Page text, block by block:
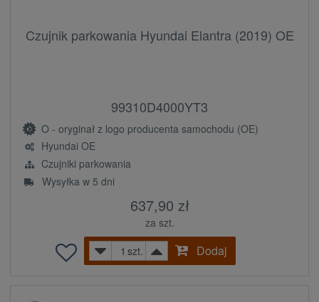
Czujnik parkowania Hyundai Elantra (2019) OE
99310D4000YT3
O - oryginał z logo producenta samochodu (OE)
Hyundai OE
Czujniki parkowania
Wysyłka w 5 dni
637,90 zł
za szt.
szt.
Dodaj